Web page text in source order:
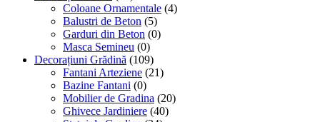
Coloane Ornamentale (4)
Balustri de Beton (5)
Garduri din Beton (0)
Masca Semineu (0)
Decorațiuni Grădină (109)
Fantani Arteziene (21)
Bazine Fantani (0)
Mobilier de Gradina (20)
Ghivece Jardiniere (40)